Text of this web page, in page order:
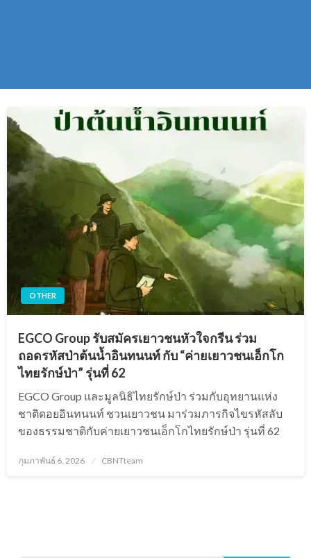
OTHER
EGCO Group รับสมัครเยาวชนหัวใจกรีน ร่วม
ถอดรหัสป่าต้นน้ำอินทนนท์ กับ “ค่ายเยาวชนเอ็กโก
ไทยรักษ์ป่า” รุ่นที่ 62
EGCO Group และมูลนิธิไทยรักษ์ป่า ร่วมกับอุทยานแห่ง
ชาติดอยอินทนนท์ ชวนเยาวชน มาร่วมภารกิจไขรหัสลับ
ของธรรมชาติกับค่ายเยาวชนเอ็กโกไทยรักษ์ป่า รุ่นที่ 62
Posted
กุมภาพันธ์ 6, 2026 CBNTteam